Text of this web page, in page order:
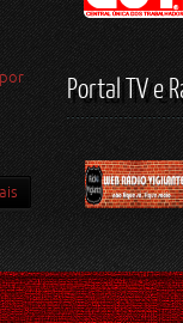
Portal TV e